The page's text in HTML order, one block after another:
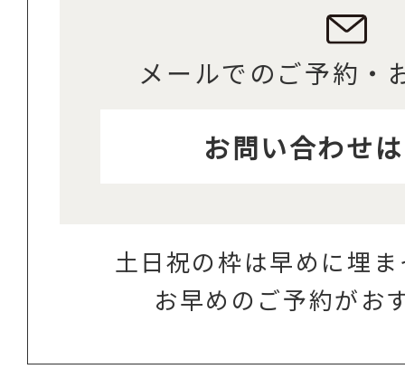
メールでのご予約・
お問い合わせ
土日祝の枠は早めに埋
お早めのご予約がお